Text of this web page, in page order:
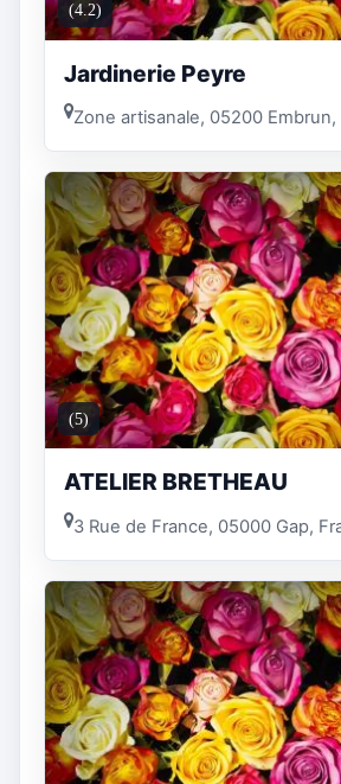
(4.2)
Jardinerie Peyre
Zone artisanale, 05200 Embrun,
(5)
ATELIER BRETHEAU
3 Rue de France, 05000 Gap,